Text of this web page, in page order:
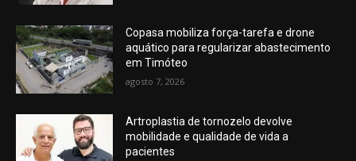
Copasa mobiliza força-tarefa e drone
aquático para regularizar abastecimento
em Timóteo
agosto 7, 2026
Artroplastia de tornozelo devolve
mobilidade e qualidade de vida a
pacientes